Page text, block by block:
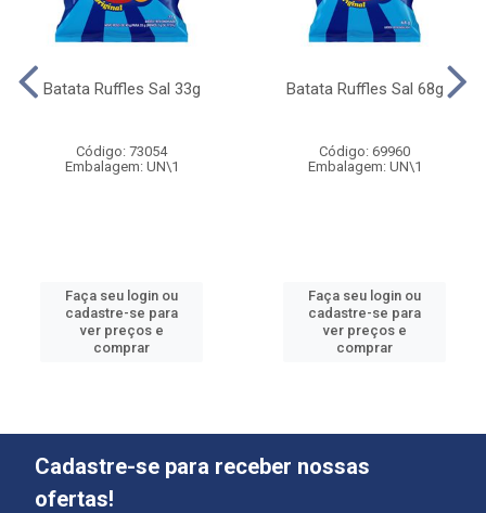
Batata Ruffles Sal 33g
Código: 73054
Embalagem: UN\1
Faça seu login ou
cadastre-se para
ver preços e
comprar
Batata Ruffles Sal 68g
Código: 69960
Embalagem: UN\1
Faça seu login ou
cadastre-se para
ver preços e
comprar
Cadastre-se para receber nossas
ofertas!